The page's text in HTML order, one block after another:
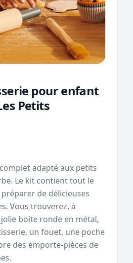
pour enfant
Petits
adapté aux petits
Le kit contient tout le
de délicieuses
Vous trouverez, à
boite ronde en métal,
un fouet, une poche
des emporte-pièces de